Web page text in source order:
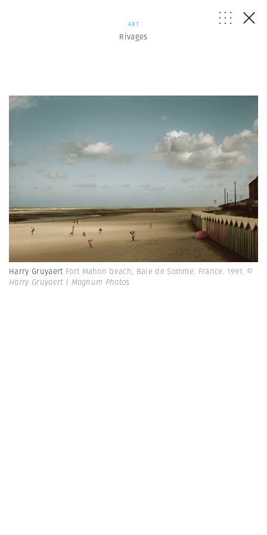
ART
Rivages
Harry Gruyaert Fort Mahon beach, Baie de Somme. France. 1991. ©
Harry Gruyaert | Magnum Photos